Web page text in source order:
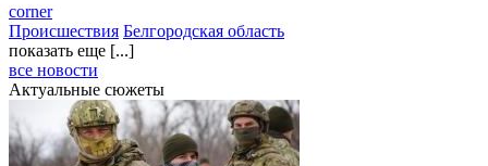
corner
Происшествия Белгородская область
показать еще [...]
все новости
Актуальные сюжеты